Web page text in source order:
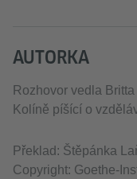
AUTORKA
Rozhovor vedla
Kolíně píšící o
Překlad: Štěpánka
Copyright: Goethe-